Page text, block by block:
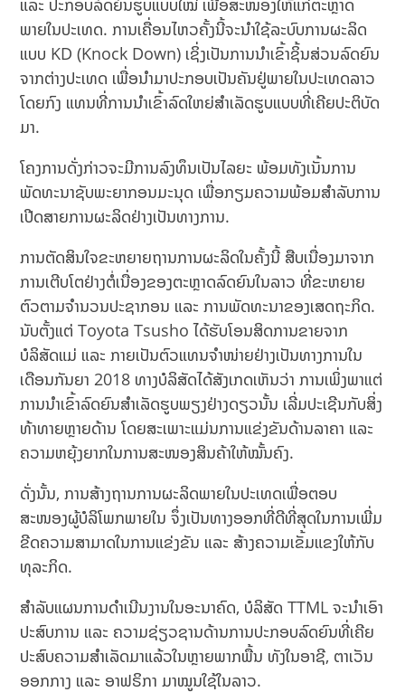
ພາຍໃນປະເທດ. ການເຄື່ອນໄຫວຄັ້ງນີ້ຈະນຳໃຊ້ລະບົບການຜະລິດ
ແບບ KD (Knock Down) ເຊິ່ງເປັນການນຳເຂົ້າຊິ້ນສ່ວນລົດຍົນ
ຈາກຕ່າງປະເທດ ເພື່ອນຳມາປະກອບເປັນຄັນຢູ່ພາຍໃນປະເທດລາວ
ໂດຍກົງ ແທນທີ່ການນຳເຂົ້າລົດໃຫຍ່ສຳເລັດຮູບແບບທີ່ເຄີຍປະຕິບັດ
ມາ.
ໂຄງການດັ່ງກ່າວຈະມີການລົງທຶນເປັນໄລຍະ ພ້ອມທັງເນັ້ນການ
ພັດທະນາຊັບພະຍາກອນມະນຸດ ເພື່ອກຽມຄວາມພ້ອມສຳລັບການ
ເປີດສາຍການຜະລິດຢ່າງເປັນທາງການ.
ການຕັດສິນໃຈຂະຫຍາຍຖານການຜະລິດໃນຄັ້ງນີ້ ສືບເນື່ອງມາຈາກ
ການເຕີບໂຕຢ່າງຕໍ່ເນື່ອງຂອງຕະຫຼາດລົດຍົນໃນລາວ ທີ່ຂະຫຍາຍ
ຕົວຕາມຈຳນວນປະຊາກອນ ແລະ ການພັດທະນາຂອງເສດຖະກິດ.
ນັບຕັ້ງແຕ່ Toyota Tsusho ໄດ້ຮັບໂອນສິດການຂາຍຈາກ
ບໍລິສັດແມ່ ແລະ ກາຍເປັນຕົວແທນຈຳໜ່າຍຢ່າງເປັນທາງການໃນ
ເດືອນກັນຍາ 2018 ທາງບໍລິສັດໄດ້ສັງເກດເຫັນວ່າ ການເພິ່ງພາແຕ່
ການນຳເຂົ້າລົດຍົນສຳເລັດຮູບພຽງຢ່າງດຽວນັ້ນ ເລີ່ມປະເຊີນກັບສິ່ງ
ທ້າທາຍຫຼາຍດ້ານ ໂດຍສະເພາະແມ່ນການແຂ່ງຂັນດ້ານລາຄາ ແລະ
ຄວາມຫຍຸ້ງຍາກໃນການສະໜອງສິນຄ້າໃຫ້ໝັ້ນຄົງ.
ດັ່ງນັ້ນ, ການສ້າງຖານການຜະລິດພາຍໃນປະເທດເພື່ອຕອບ
ສະໜອງຜູ້ບໍລິໂພກພາຍໃນ ຈຶ່ງເປັນທາງອອກທີ່ດີທີ່ສຸດໃນການເພີ່ມ
ຂີດຄວາມສາມາດໃນການແຂ່ງຂັນ ແລະ ສ້າງຄວາມເຂັ້ມແຂງໃຫ້ກັບ
ທຸລະກິດ.
ສຳລັບແຜນການດຳເນີນງານໃນອະນາຄົດ, ບໍລິສັດ TTML ຈະນຳເອົາ
ປະສົບການ ແລະ ຄວາມຊ່ຽວຊານດ້ານການປະກອບລົດຍົນທີ່ເຄີຍ
ປະສົບຄວາມສຳເລັດມາແລ້ວໃນຫຼາຍພາກພື້ນ ທັງໃນອາຊີ, ຕາເວັນ
ອອກກາງ ແລະ ອາຟຣິກາ ມາໝູນໃຊ້ໃນລາວ.